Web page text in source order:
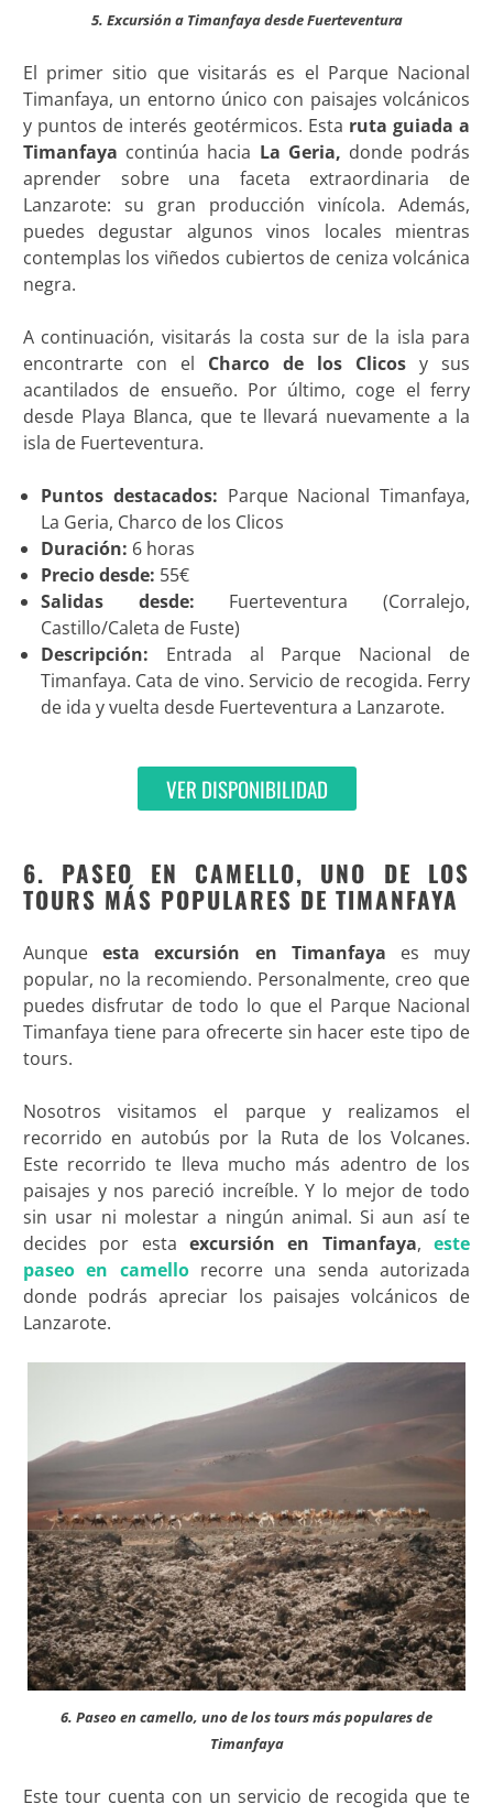
5. Excursión a Timanfaya desde Fuerteventura
El primer sitio que visitarás es el Parque Nacional
Timanfaya, un entorno único con paisajes volcánicos
y puntos de interés geotérmicos. Esta ruta guiada a
Timanfaya continúa hacia La Geria, donde podrás
aprender sobre una faceta extraordinaria de
Lanzarote: su gran producción vinícola. Además,
puedes degustar algunos vinos locales mientras
contemplas los viñedos cubiertos de ceniza volcánica
negra.
A continuación, visitarás la costa sur de la isla para
encontrarte con el Charco de los Clicos y sus
acantilados de ensueño. Por último, coge el ferry
desde Playa Blanca, que te llevará nuevamente a la
isla de Fuerteventura.
Puntos destacados: Parque Nacional Timanfaya,
La Geria, Charco de los Clicos
Duración: 6 horas
Precio desde: 55€
Salidas desde: Fuerteventura (Corralejo,
Castillo/Caleta de Fuste)
Descripción: Entrada al Parque Nacional de
Timanfaya. Cata de vino. Servicio de recogida. Ferry
de ida y vuelta desde Fuerteventura a Lanzarote.
VER DISPONIBILIDAD
6. PASEO EN CAMELLO, UNO DE LOS
TOURS MÁS POPULARES DE TIMANFAYA
Aunqueesta excursión en Timanfaya es muy
popular, no la recomiendo. Personalmente, creo que
puedes disfrutar de todo lo que el Parque Nacional
Timanfaya tiene para ofrecerte sin hacer este tipo de
tours.
Nosotros visitamos el parque y realizamos el
recorrido en autobús por la Ruta de los Volcanes.
Este recorrido te lleva mucho más adentro de los
paisajes y nos pareció increíble. Y lo mejor de todo
sin usar ni molestar a ningún animal. Si aun así te
decides por esta excursión en Timanfaya,este
paseo en camellorecorre una senda autorizada
donde podrás apreciar los paisajes volcánicos de
Lanzarote.
6. Paseo en camello, uno de los tours más populares de
Timanfaya
Este tour cuenta con un servicio de recogida que te